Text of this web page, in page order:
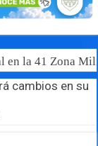
en la 41 Zona
cambios en su